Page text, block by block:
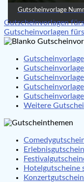
Gutscheinvorlage
Gutscheinvorlagen
Gutscheinvorlagen
Weitere
Hotelgutscheine